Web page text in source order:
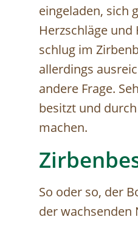
eingeladen, sich
Herzschläge
schlug im
allerdings
andere Frage.
besitzt und
machen.
So oder so, der
der wachsenden